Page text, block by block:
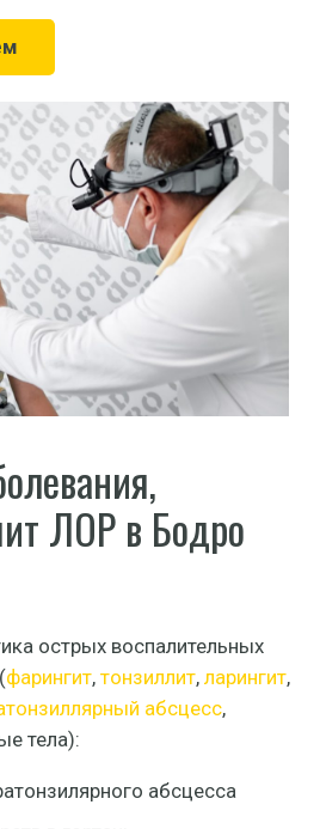
ЛОР в Бодро
острых воспалительных
фарингит, тонзиллит, ларингит,
абсцесс,
тела):
абсцесса